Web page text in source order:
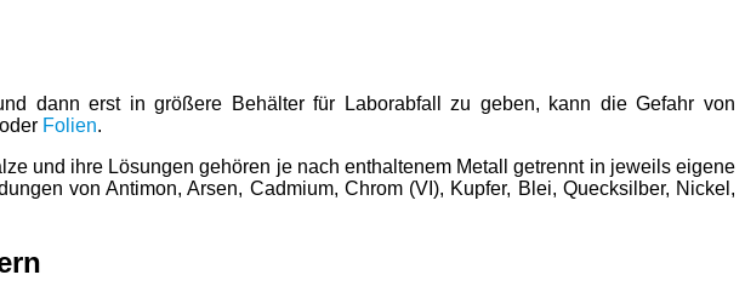
dann erst in größere Behälter für Laborabfall zu geben, kann die Gefahr von
oder Folien.
und ihre Lösungen gehören je nach enthaltenem Metall getrennt in jeweils eigene
von Antimon, Arsen, Cadmium, Chrom (VI), Kupfer, Blei, Quecksilber, Nickel,